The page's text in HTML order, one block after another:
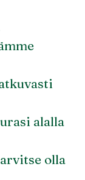
alalla
olla